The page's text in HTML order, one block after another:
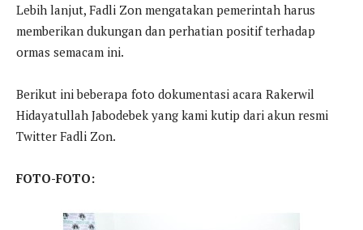
Lebih lanjut, Fadli Zon mengatakan pemerintah harus
memberikan dukungan dan perhatian positif terhadap
ormas semacam ini.
Berikut ini beberapa foto dokumentasi acara Rakerwil
Hidayatullah Jabodebek yang kami kutip dari akun resmi
Twitter Fadli Zon.
FOTO-FOTO: